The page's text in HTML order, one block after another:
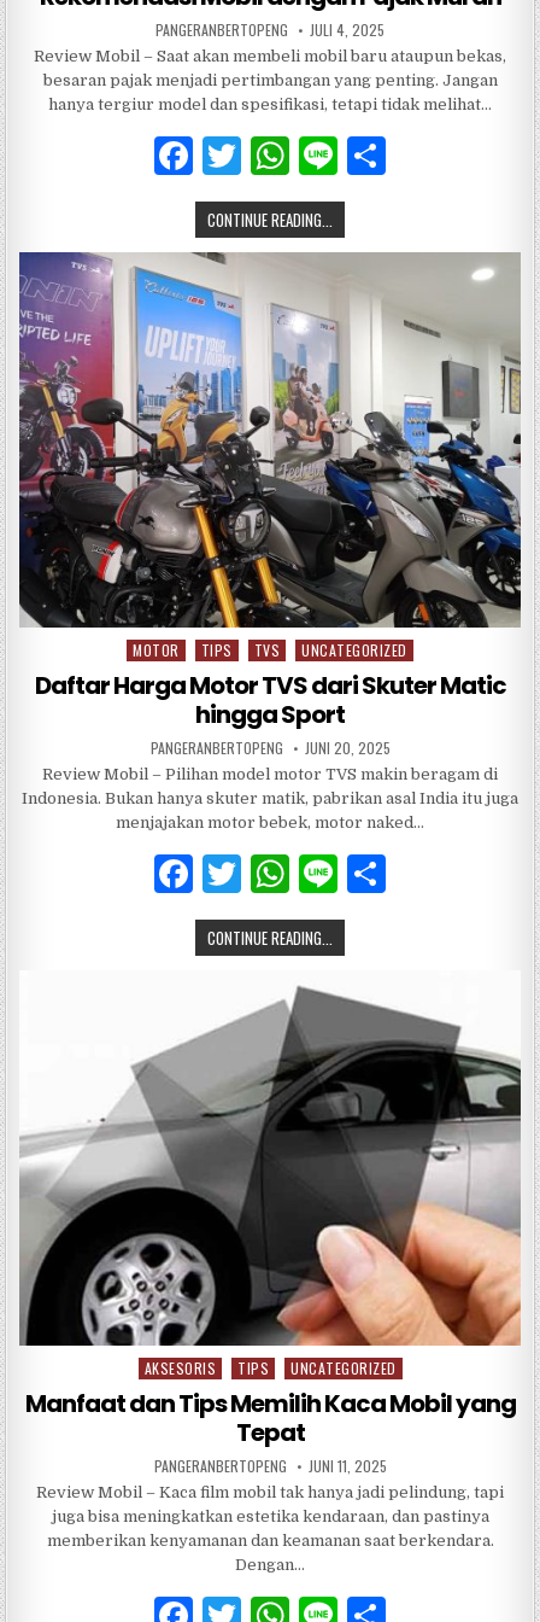
PANGERANBERTOPENG JULI 4, 2025
Review Mobil – Saat akan membeli mobil baru ataupun bekas,
besaran pajak menjadi pertimbangan yang penting. Jangan
hanya tergiur model dan spesifikasi, tetapi tidak melihat…
F
a
c
e
b
o
o
k
T
w
it
te
r
W
h
at
A
p
p
Li
n
CONTINUE READING...
Posted
in
MOTOR TIPS TVS UNCATEGORIZED
Daftar Harga Motor TVS dari Skuter Matic
hingga Sport
PANGERANBERTOPENG JUNI 20, 2025
Review Mobil – Pilihan model motor TVS makin beragam di
Indonesia. Bukan hanya skuter matik, pabrikan asal India itu juga
menjajakan motor bebek, motor naked…
F
a
c
b
o
k
T
w
it
te
r
W
h
at
s
A
p
p
Li
n
CONTINUE READING...
Posted
in
AKSESORIS TIPS UNCATEGORIZED
Manfaat dan Tips Memilih Kaca Mobil yang
Tepat
PANGERANBERTOPENG JUNI 11, 2025
Review Mobil – Kaca film mobil tak hanya jadi pelindung, tapi
juga bisa meningkatkan estetika kendaraan, dan pastinya
memberikan kenyamanan dan keamanan saat berkendara.
Dengan…